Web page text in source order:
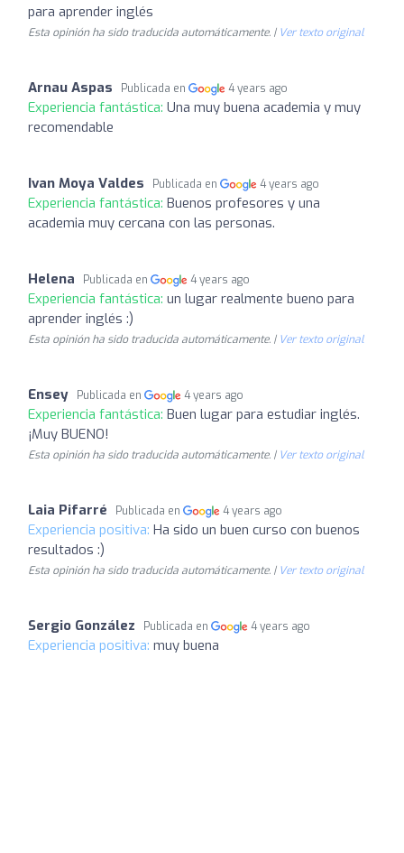
para aprender inglés
Esta opinión ha sido traducida automáticamente. | Ver texto original
Arnau Aspas Publicada en 4 years ago
Experiencia fantástica: Una muy buena academia y muy
recomendable
Ivan Moya Valdes Publicada en 4 years ago
Experiencia fantástica: Buenos profesores y una
academia muy cercana con las personas.
Helena Publicada en 4 years ago
Experiencia fantástica: un lugar realmente bueno para
aprender inglés :)
Esta opinión ha sido traducida automáticamente. | Ver texto original
Ensey Publicada en 4 years ago
Experiencia fantástica: Buen lugar para estudiar inglés.
¡Muy BUENO!
Esta opinión ha sido traducida automáticamente. | Ver texto original
Laia Pifarré Publicada en 4 years ago
Experiencia positiva: Ha sido un buen curso con buenos
resultados :)
Esta opinión ha sido traducida automáticamente. | Ver texto original
Sergio González Publicada en 4 years ago
Experiencia positiva: muy buena